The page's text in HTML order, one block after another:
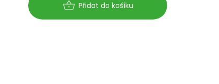
Přidat do košíku